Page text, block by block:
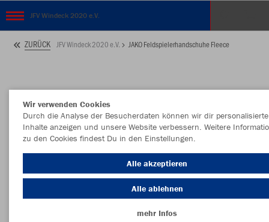
JFV Windeck 2020 e.V.
ZURÜCK JFV Windeck 2020 e.V. JAKO Feldspielerhandschuhe Fleece
Wir verwenden Cookies
Durch die Analyse der Besucherdaten können wir dir personalisierte
Inhalte anzeigen und unsere Website verbessern. Weitere
zu den Cookies findest Du in den Einstellungen.
Alle akzeptieren
Alle ablehnen
mehr Infos